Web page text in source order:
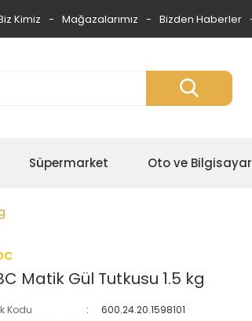
Kimiz Mağazalarımız Bizden Haberler
Süpermarket Oto ve Bilgisayar
Matik Gül Tutkusu 1.5 kg
Kodu
600.24.20.1598101